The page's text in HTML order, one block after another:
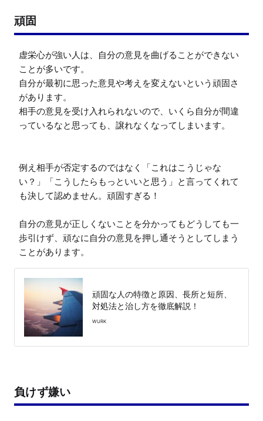
頑固
虚栄心が強い人は、自分の意見を曲げることができない
ことが多いです。
自分が最初に思った意見や考えを変えないという頑固さ
があります。
相手の意見を受け入れられないので、いくら自分が間違
っているなと思っても、譲れなくなってしまいます。
例え相手が否定するのではなく「これはこうじゃな
い？」「こうしたらもっといいと思う」と言ってくれて
も決して認めません。頑固すぎる！
自分の意見が正しくないことを分かってもどうしても一
歩引けず、頑なに自分の意見を押し通そうとしてしまう
ことがあります。
頑固な人の特徴と原因、長所と短所、
対処法と治し方を徹底解説！
WURK
負けず嫌い